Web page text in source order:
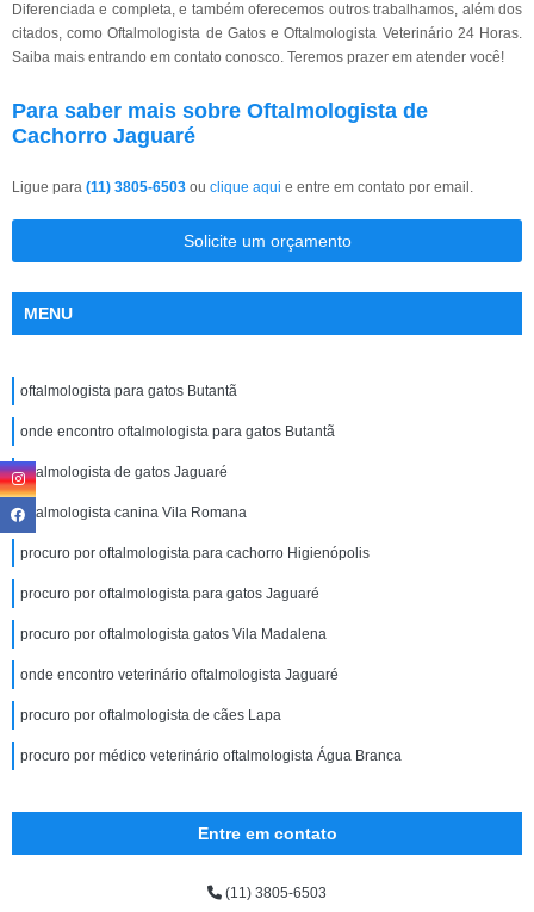
Diferenciada e completa, e também oferecemos outros trabalhamos, além dos
citados, como Oftalmologista de Gatos e Oftalmologista Veterinário 24 Horas.
Saiba mais entrando em contato conosco. Teremos prazer em atender você!
Para saber mais sobre Oftalmologista de
Cachorro Jaguaré
Ligue para (11) 3805-6503 ou clique aqui e entre em contato por email.
Solicite um orçamento
MENU
oftalmologista para gatos Butantã
onde encontro oftalmologista para gatos Butantã
oftalmologista de gatos Jaguaré
oftalmologista canina Vila Romana
procuro por oftalmologista para cachorro Higienópolis
procuro por oftalmologista para gatos Jaguaré
procuro por oftalmologista gatos Vila Madalena
onde encontro veterinário oftalmologista Jaguaré
procuro por oftalmologista de cães Lapa
procuro por médico veterinário oftalmologista Água Branca
Entre em contato
(11) 3805-6503